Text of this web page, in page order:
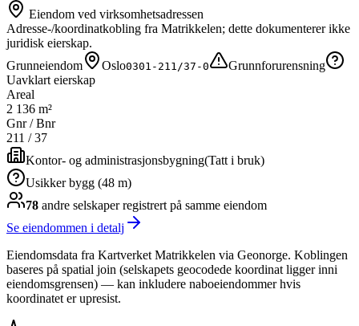
Eiendom ved virksomhetsadressen
Adresse-/koordinatkobling fra Matrikkelen; dette dokumenterer ikke
juridisk eierskap.
Grunneiendom
Oslo0301-211/37-0
Grunnforurensning
Uavklart eierskap
Areal
2 136 m²
Gnr / Bnr
211 /37
Kontor- og administrasjonsbygning(Tatt i bruk)
Usikker bygg (48 m)
78 andre selskaperregistrert på samme eiendom
Se eiendommen i detalj
Eiendomsdata fra Kartverket Matrikkelen via Geonorge. Koblingen
baseres på spatial join (selskapets geocodede koordinat ligger inni
eiendomsgrensen) — kan inkludere naboeiendommer hvis
koordinatet er upresist.